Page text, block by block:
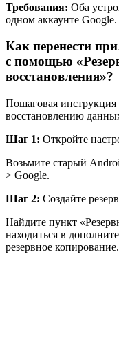
Требования: Оба
одном аккаунте Google.
Как перенести
с помощью
восстановления»?
Пошаговая
восстановлению
Шаг 1: Откройте
Возьмите старый
> Google.
Шаг 2: Создайте
Найдите пункт
находиться в
резервное копирование.